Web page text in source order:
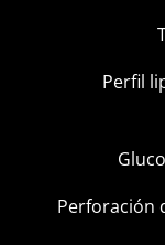
Perfil
Perforación